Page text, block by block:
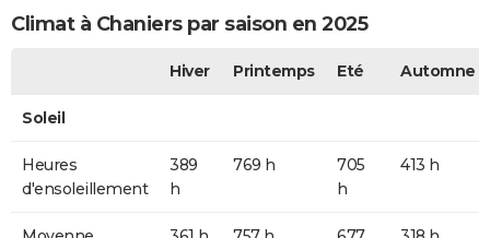
Climat à Chaniers par saison en 2025
Hiver Printemps Eté Automne
Soleil
Heures
d'ensoleillement
389
h
769 h
705
h
413 h